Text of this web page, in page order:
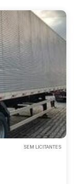
SEM LICITANTES